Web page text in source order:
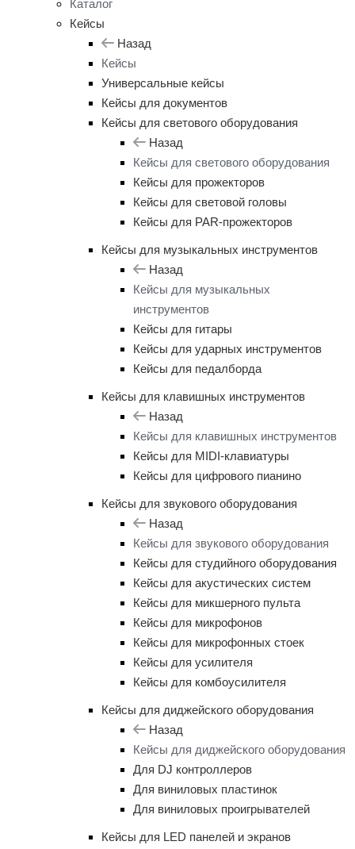
Каталог
Кейсы
Назад
Кейсы
Универсальные кейсы
Кейсы для документов
Кейсы для светового оборудования
Назад
Кейсы для светового оборудования
Кейсы для прожекторов
Кейсы для световой головы
Кейсы для PAR-прожекторов
Кейсы для музыкальных инструментов
Назад
Кейсы для музыкальных
инструментов
Кейсы для гитары
Кейсы для ударных инструментов
Кейсы для педалборда
Кейсы для клавишных инструментов
Назад
Кейсы для клавишных инструментов
Кейсы для MIDI-клавиатуры
Кейсы для цифрового пианино
Кейсы для звукового оборудования
Назад
Кейсы для звукового оборудования
Кейсы для студийного оборудования
Кейсы для акустических систем
Кейсы для микшерного пульта
Кейсы для микрофонов
Кейсы для микрофонных стоек
Кейсы для усилителя
Кейсы для комбоусилителя
Кейсы для диджейского оборудования
Назад
Кейсы для диджейского оборудования
Для DJ контроллеров
Для виниловых пластинок
Для виниловых проигрывателей
Кейсы для LED панелей и экранов